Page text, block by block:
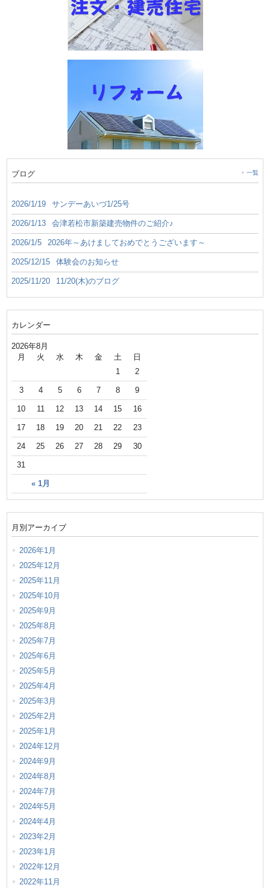
ブログ 一覧
2026/1/19 サンデーあいづ1/25号
2026/1/13 会津若松市新築建売物件のご紹介♪
2026/1/5 2026年～あけましておめでとうございます～
2025/12/15 体験会のお知らせ
2025/11/20 11/20(木)のブログ
カレンダー
2026年8月
月 火 水 木 金 土 日
« 1月
1 2
3 4 5 6 7 8 9
10 11 12 13 14 15 16
17 18 19 20 21 22 23
24 25 26 27 28 29 30
31
月別アーカイブ
2026年1月
2025年12月
2025年11月
2025年10月
2025年9月
2025年8月
2025年7月
2025年6月
2025年5月
2025年4月
2025年3月
2025年2月
2025年1月
2024年12月
2024年9月
2024年8月
2024年7月
2024年5月
2024年4月
2023年2月
2023年1月
2022年12月
2022年11月